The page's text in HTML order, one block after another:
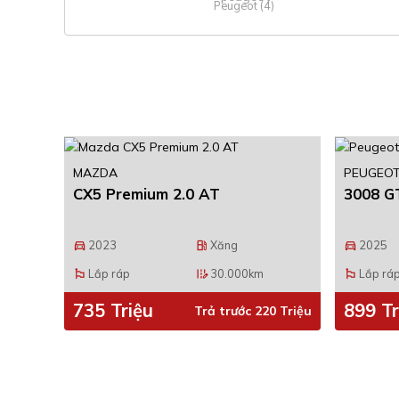
Peugeot (4)
MAZDA
CX5 Premium 2.0 AT
directions_car 2023 local_gas_station Xăng
emoji_flags Lắp ráp edit_road 30.000km
735 Triệu Trả trước 220 Triệu
3008
directions_car 2025
emoji_flags Lắp ráp
899